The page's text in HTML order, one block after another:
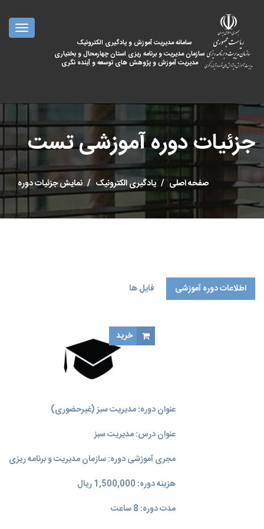
سامانه مدیریت آموزش و یادگیری الکترونیک
سازمان مدیریت و برنامه ریزی استان چهارمحال و بختیاری
مدیریت آموزش و پژوهش های توسعه و آینده نگری
جزئیات دوره آموزشی تست
صفحه اصلی یادگیری الکترونیک نمایش جزئیات دوره
اطلاعات دوره آموزشی فایل ها
عنوان دوره: مدیریت سبز (غیرحضوری)
عنوان درس: مدیریت سبز
مجری آموزشی دوره: سازمان مدیریت و برنامه‌ ریزی
هزینه دوره: 1,500,000 ریال
مدت دوره: 8 ساعت
خرید